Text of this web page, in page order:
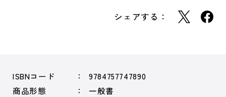
シェアする：
ISBNコード
9784757747890
商品形態
一般書